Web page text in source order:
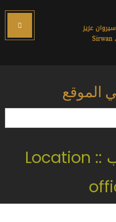
الموقع
موقع المكتب :: Location